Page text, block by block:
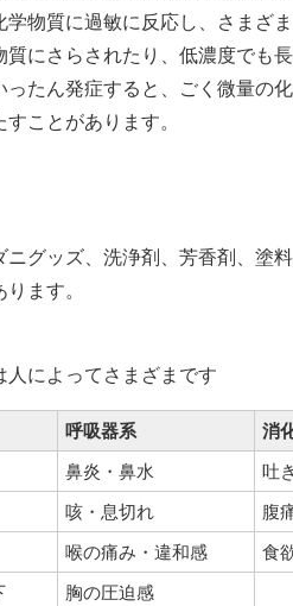
物質に過敏に反応し、さまざ
にさらされたり、低濃度でも
ったん発症すると、ごく微量の
ことがあります。
ニグッズ、洗浄剤、芳香剤、塗
ます。
人によってさまざまです
呼吸器系 消
鼻炎・鼻水 吐
咳・息切れ 腹
喉の痛み・違和感 食
胸の圧迫感